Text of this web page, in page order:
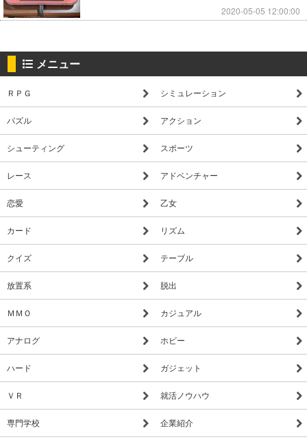
2020-05-05 12:00:00
メニュー
ＲＰＧ シミュレーション
パズル アクション
シューティング スポーツ
レース アドベンチャー
恋愛 乙女
カード リズム
クイズ テーブル
放置系 脱出
ＭＭＯ カジュアル
アナログ ホビー
ハード ガジェット
ＶＲ 就活ノウハウ
専門学校 企業紹介